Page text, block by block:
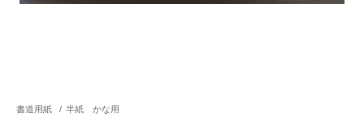
書道用紙 / 半紙 かな用